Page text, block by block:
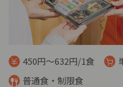
450円～632円/1食
普通食・制限食